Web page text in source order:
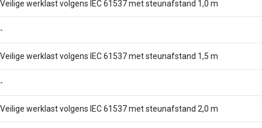
Veilige werklast volgens IEC 61537 met steunafstand 1,0 m
-
Veilige werklast volgens IEC 61537 met steunafstand 1,5 m
-
Veilige werklast volgens IEC 61537 met steunafstand 2,0 m